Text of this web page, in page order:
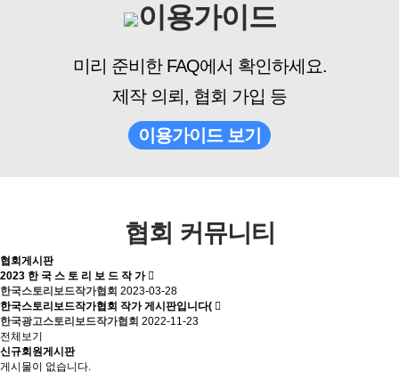
이용가이드
미리 준비한 FAQ에서 확인하세요.
제작 의뢰, 협회 가입 등
이용가이드 보기
협회 커뮤니티
협회게시판
2023 한 국 스 토 리 보 드 작 가
한국스토리보드작가협회 2023-03-28
한국스토리보드작가협회 작가 게시판입니다(
한국광고스토리보드작가협회 2022-11-23
전체보기
신규회원게시판
게시물이 없습니다.